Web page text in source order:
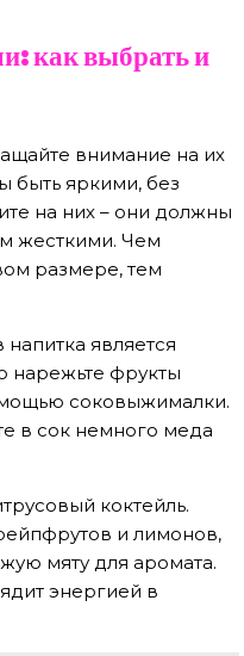
как выбрать и
внимание на их
быть яркими, без
на них – они должны
жесткими. Чем
размере, тем
является
нарежьте фрукты
соковыжималки.
в сок немного меда
коктейль.
и лимонов,
мяту для аромата.
энергией в